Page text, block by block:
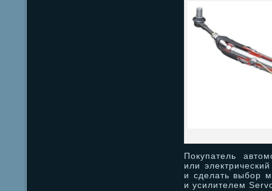
Покупатель
или
и сделать выбор
и усилителем